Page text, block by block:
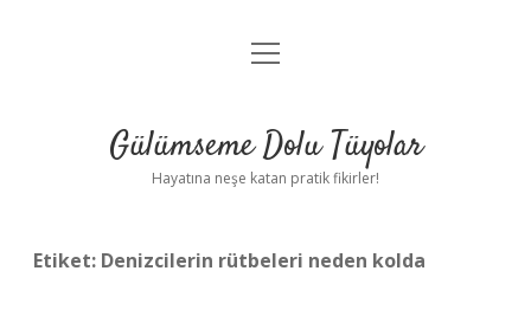
Anasayfa
Yasal Uyarı
menüyü
Gülümseme Dolu Tüyolar
Hayatına neşe katan pratik fikirler!
Etiket: Denizcilerin rütbeleri neden kolda